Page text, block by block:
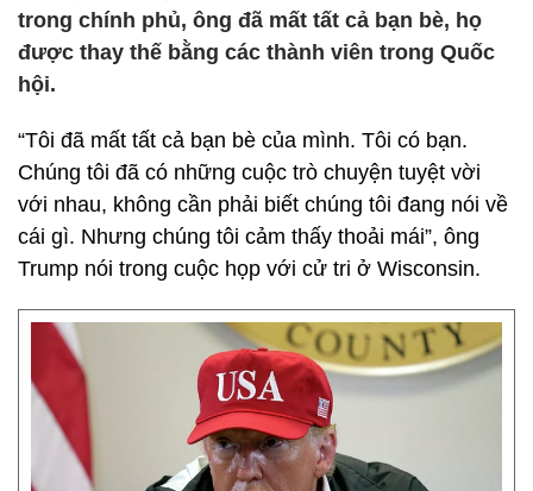
trong chính phủ, ông đã mất tất cả bạn bè, họ
được thay thế bằng các thành viên trong Quốc
hội.
“Tôi đã mất tất cả bạn bè của mình. Tôi có bạn.
Chúng tôi đã có những cuộc trò chuyện tuyệt vời
với nhau, không cần phải biết chúng tôi đang nói về
cái gì. Nhưng chúng tôi cảm thấy thoải mái”, ông
Trump nói trong cuộc họp với cử tri ở Wisconsin.